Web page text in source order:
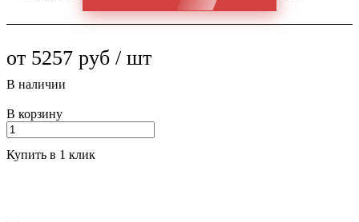
от 5257 руб / шт
В наличии
В корзину
Купить в 1 клик